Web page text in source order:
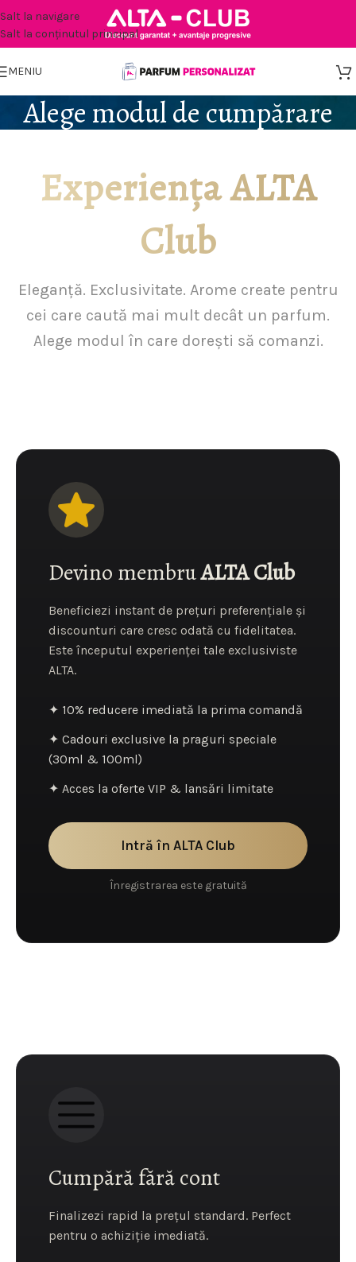
Salt la navigare
Salt la conținutul principal
MENIU
Alege modul de cumpărare
Experiența ALTA
Club
Eleganță. Exclusivitate. Arome create pentru
cei care caută mai mult decât un parfum.
Alege modul în care dorești să comanzi.
Devino membruALTA Club
Beneficiezi instant de prețuri preferențiale și
discounturi care cresc odată cu fidelitatea.
Este începutul experienței tale exclusiviste
ALTA.
✦ 10% reducere imediată la prima comandă
✦ Cadouri exclusive la praguri speciale
(30ml & 100ml)
✦ Acces la oferte VIP & lansări limitate
Intră în ALTA Club
Înregistrarea este gratuită
Cumpără fără cont
Finalizezi rapid la prețul standard. Perfect
pentru o achiziție imediată.